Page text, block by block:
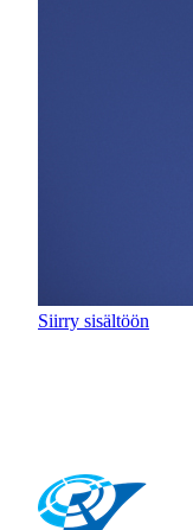
Siirry sisältöön